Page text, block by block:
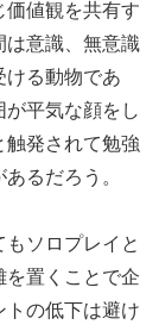
価値観を共有す
は意識、無意識
ける動物であ
平気な顔をし
触発されて勉強
るだろう。
ソロプレイと
を置くことで企
トの低下は避け